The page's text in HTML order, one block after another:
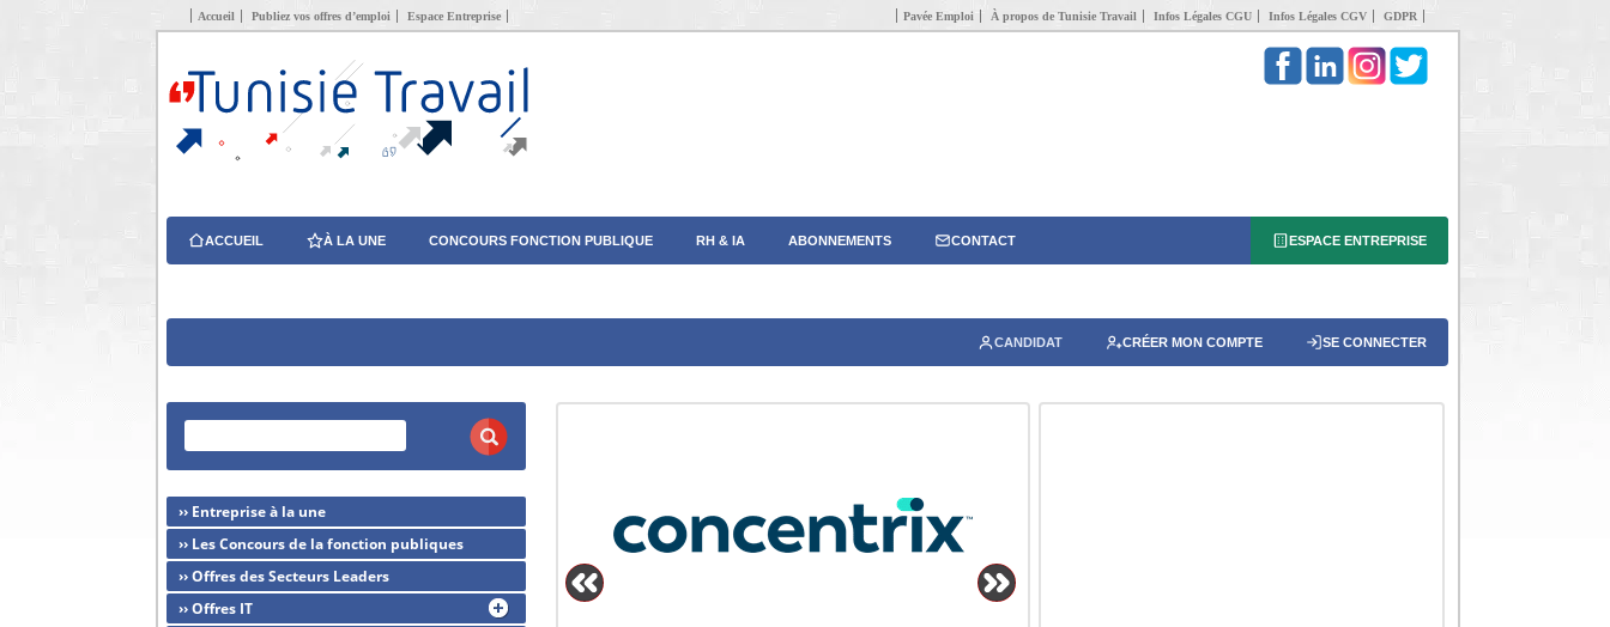
Accueil Publiez vos offres d’emploi Espace Entreprise Pavée Emploi À propos de Tunisie Travail Infos Légales CGU Infos Légales CGV GDPR
ACCUEIL À LA UNE CONCOURS FONCTION PUBLIQUE RH & IA ABONNEMENTS CONTACT ESPACE ENTREPRISE
CANDIDAT CRÉER MON COMPTE SE CONNECTER
›› Entreprise à la une
›› Les Concours de la fonction publiques
›› Offres des Secteurs Leaders
›› Offres IT